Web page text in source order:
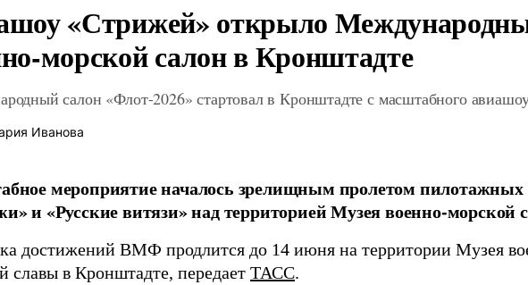
«Стрижей» открыло
морской салон в Кронштадте
салон «Флот-2026» стартовал в Кронштадте с масштабного
Иванова
мероприятие началось зрелищным пролетом пилотажных
и «Русские витязи» над территорией Музея военно-морской
достижений ВМФ продлится до 14 июня на территории Музея
славы в Кронштадте, передает ТАСС.